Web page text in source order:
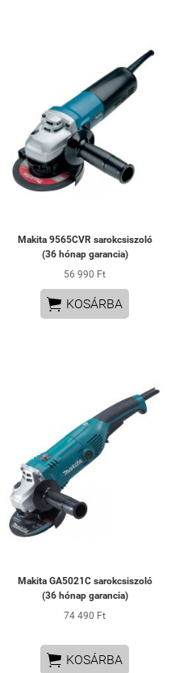
Makita 9565CVR sarokcsiszoló
(36 hónap garancia)
56 990 Ft
 KOSÁRBA
Makita GA5021C sarokcsiszoló
(36 hónap garancia)
74 490 Ft
 KOSÁRBA